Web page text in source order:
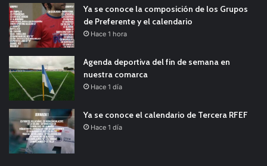
Ya se conoce la composición de los Grupos
de Preferente y el calendario
Hace 1 hora
Agenda deportiva del fin de semana en
nuestra comarca
Hace 1 día
Ya se conoce el calendario de Tercera RFEF
Hace 1 día